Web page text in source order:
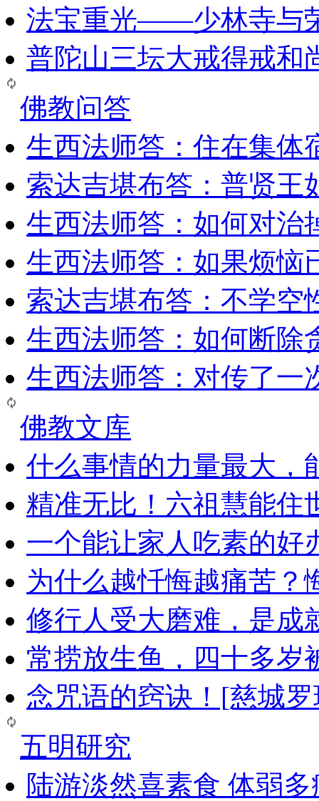
法宝重光——少林寺与
普陀山三坛大戒得戒和
佛教问答
生西法师答：住在集体
索达吉堪布答：普贤王
生西法师答：如何对治
生西法师答：如果烦恼
索达吉堪布答：​不学空
生西法师答：如何断除
生西法师答：对传了一
佛教文库
什么事情的力量最大，
精准无比！六祖慧能住
一个能让家人吃素的好
为什么越忏悔越痛苦？
修行人受大磨难，是成
常捞放生鱼，四十多岁
念咒语的窍诀！[慈城
五明研究
陆游淡然喜素食 体弱